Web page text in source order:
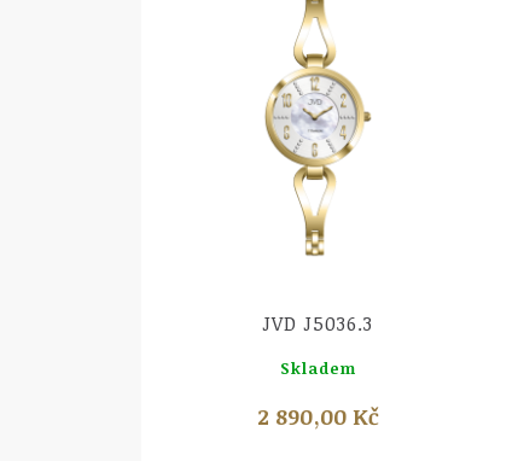
Náhled
JVD J5036.3
Skladem
2 890,00 Kč